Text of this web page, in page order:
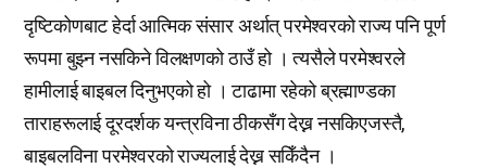
दृष्टिकोणबाट हेर्दा आत्मिक संसार अर्थात् परमेश्वरको राज्य पनि पूर्ण
रूपमा बुझ्न नसकिने विलक्षणको ठाउँ हो । त्यसैले परमेश्वरले
हामीलाई बाइबल दिनुभएको हो । टाढामा रहेको ब्रह्माण्डका
ताराहरूलाई दूरदर्शक यन्त्रविना ठीकसँग देख्न नसकिएजस्तै,
बाइबलविना परमेश्वरको राज्यलाई देख्न सकिँदैन ।